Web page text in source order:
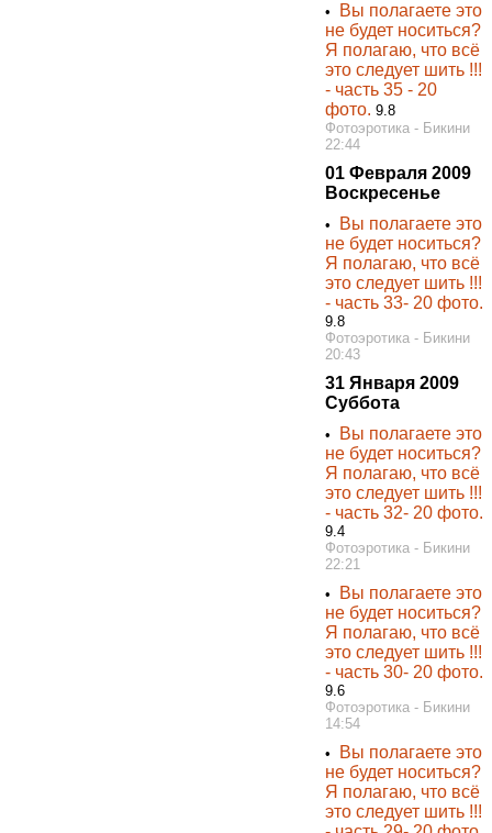
•
Вы полагаете это
не будет носиться?
Я полагаю, что всё
это следует шить !!!
- часть 35 - 20
фото. 9.8
Фотоэротика - Бикини
22:44
01 Февраля 2009
Воскресенье
•
Вы полагаете это
не будет носиться?
Я полагаю, что всё
это следует шить !!!
- часть 33- 20 фото.
9.8
Фотоэротика - Бикини
20:43
31 Января 2009
Суббота
•
Вы полагаете это
не будет носиться?
Я полагаю, что всё
это следует шить !!!
- часть 32- 20 фото.
9.4
Фотоэротика - Бикини
22:21
•
Вы полагаете это
не будет носиться?
Я полагаю, что всё
это следует шить !!!
- часть 30- 20 фото.
9.6
Фотоэротика - Бикини
14:54
•
Вы полагаете это
не будет носиться?
Я полагаю, что всё
это следует шить !!!